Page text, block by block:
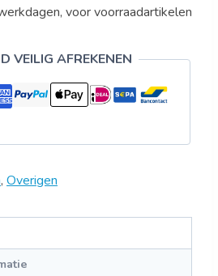
voor voorraadartikelen
VEILIG AFREKENEN
, Overigen